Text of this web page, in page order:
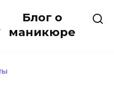
Блог о
маникюре